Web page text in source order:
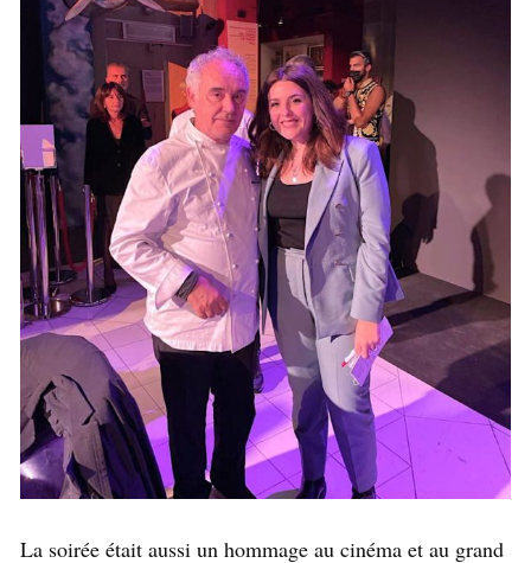
La soirée était aussi un hommage au cinéma et au grand